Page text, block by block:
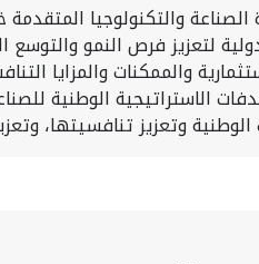
والتكنولوجيا
لتعزيز فرص النمو والتوسع
والممكنات والمزايا
الاستراتيجية الوطنية
وتعزيز تنافسيتها،